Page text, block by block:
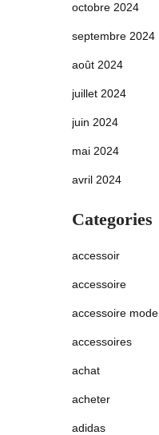
octobre 2024
septembre 2024
août 2024
juillet 2024
juin 2024
mai 2024
avril 2024
Categories
accessoir
accessoire
accessoire mode
accessoires
achat
acheter
adidas